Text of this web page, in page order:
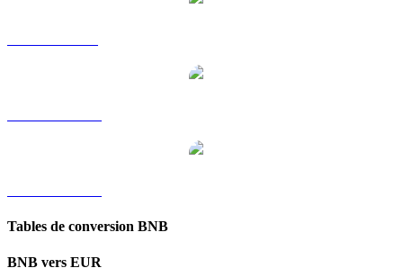
Tables de conversion BNB
BNB vers EUR